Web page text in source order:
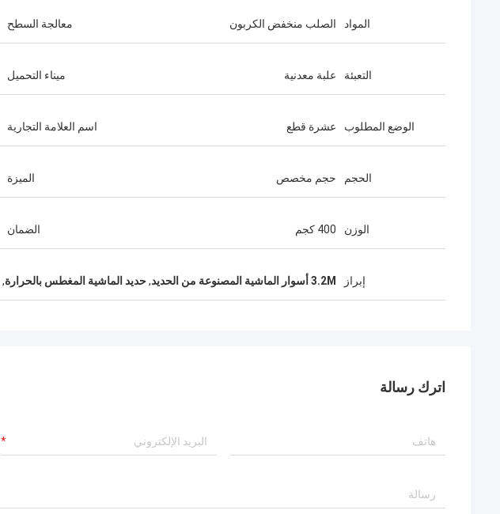
المواد الصلب منخفض الكربون معالجة السطح
التعبئة علبة معدنية ميناء التحميل
الوضع المطلوب عشرة قطع اسم العلامة التجارية
الحجم حجم مخصص الميزة
الوزن 400 كجم الضمان
إبراز 3.2M أسوار الماشية المصنوعة من الحديد ,حديد الماشية المغطس بالحرارة,
اترك رسالة